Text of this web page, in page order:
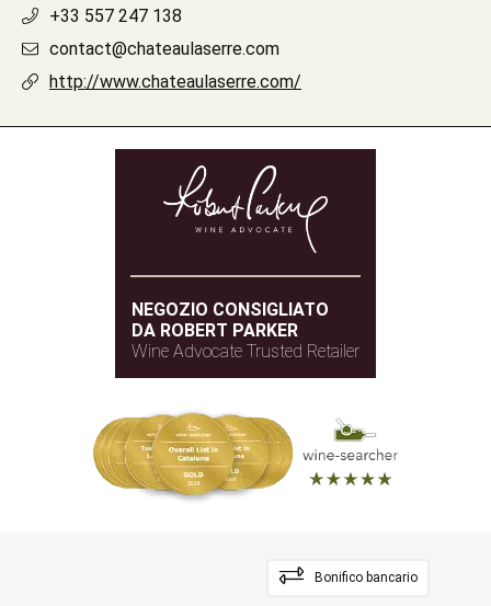
+33 557 247 138
contact@chateaulaserre.com
http://www.chateaulaserre.com/
NEGOZIO CONSIGLIATO
DA ROBERT PARKER
Wine Advocate Trusted Retailer
Bonifico bancario